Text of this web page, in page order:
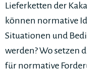
Lieferketten der
können normative
Situationen und
werden? Wo setzen
für normative